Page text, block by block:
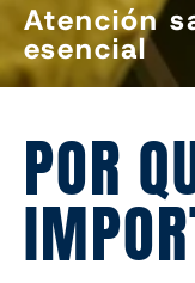
Atención
esencial
POR